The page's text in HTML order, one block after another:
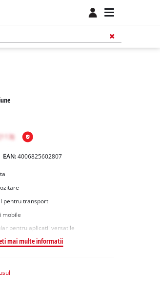
EAN:4006825602807
pentru transport
mobile
pentru aplicatii versatile
mai multe informatii